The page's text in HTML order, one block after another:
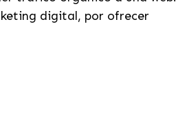
digital, por ofrecer